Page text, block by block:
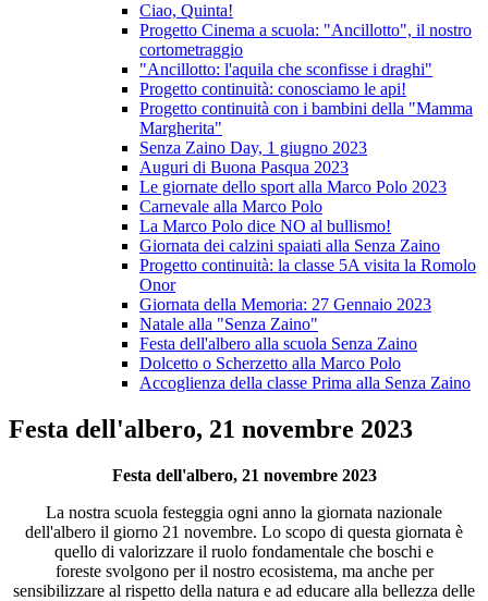
Ciao, Quinta!
Progetto Cinema a scuola: "Ancillotto", il nostro
cortometraggio
"Ancillotto: l'aquila che sconfisse i draghi"
Progetto continuità: conosciamo le api!
Progetto continuità con i bambini della "Mamma
Margherita"
Senza Zaino Day, 1 giugno 2023
Auguri di Buona Pasqua 2023
Le giornate dello sport alla Marco Polo 2023
Carnevale alla Marco Polo
La Marco Polo dice NO al bullismo!
Giornata dei calzini spaiati alla Senza Zaino
Progetto continuità: la classe 5A visita la Romolo
Onor
Giornata della Memoria: 27 Gennaio 2023
Natale alla "Senza Zaino"
Festa dell'albero alla scuola Senza Zaino
Dolcetto o Scherzetto alla Marco Polo
Accoglienza della classe Prima alla Senza Zaino
Festa dell'albero, 21 novembre 2023
Festa dell'albero, 21 novembre 2023
La nostra scuola festeggia ogni anno la giornata nazionale
dell'albero il giorno 21 novembre. Lo scopo di questa giornata è
quello di valorizzare il ruolo fondamentale che boschi e
foreste svolgono per il nostro ecosistema, ma anche per
sensibilizzare al rispetto della natura e ad educare alla bellezza delle